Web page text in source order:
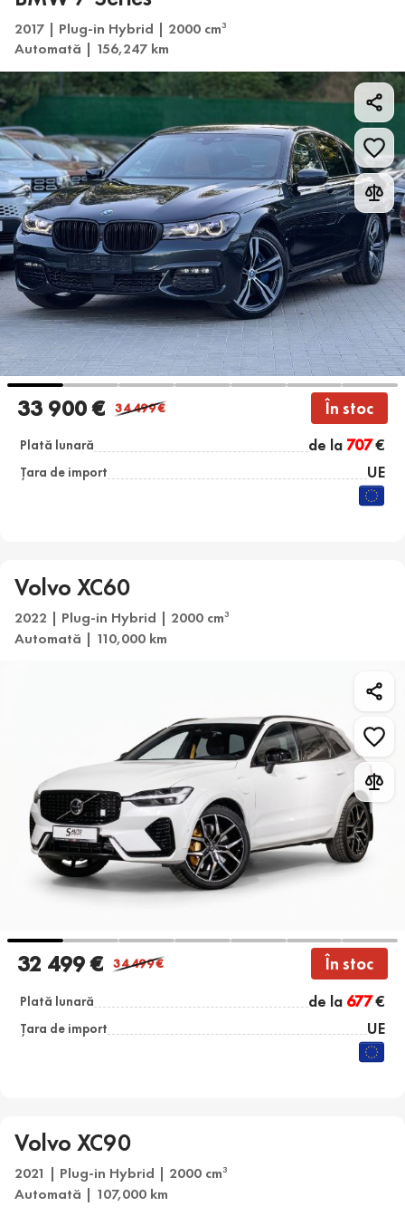
2017 | Plug-in Hybrid | 2000 cm3
Automată | 156,247 km
33 900 € 34 499€ În stoc
Plată lunară de la 707€
Țara de import UE
Volvo XC60
2022 | Plug-in Hybrid | 2000 cm3
Automată | 110,000 km
32 499 € 34 499€ În stoc
Plată lunară de la 677€
Țara de import UE
Volvo XC90
2021 | Plug-in Hybrid | 2000 cm3
Automată | 107,000 km